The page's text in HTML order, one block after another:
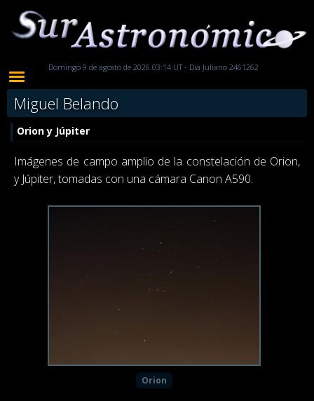
Domingo 9 de agosto de 2026 03:14 UT - Día Juliano 2461262
Miguel Belando
Orion y Júpiter
Imágenes de campo amplio de la constelación de Orion,
y Júpiter, tomadas con una cámara Canon A590.
Orion